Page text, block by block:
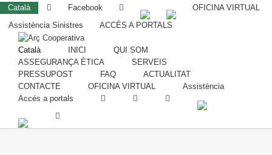
Català Facebook
OFICINA VIRTUAL
Assistència Sinistres
ACCÉS A PORTALS
Català INICI
QUI SOM
ASSEGURANÇA ÈTICA
SERVEIS
PRESSUPOST
FAQ
ACTUALITAT
CONTACTE
OFICINA VIRTUAL
Assistència
Accés a portals